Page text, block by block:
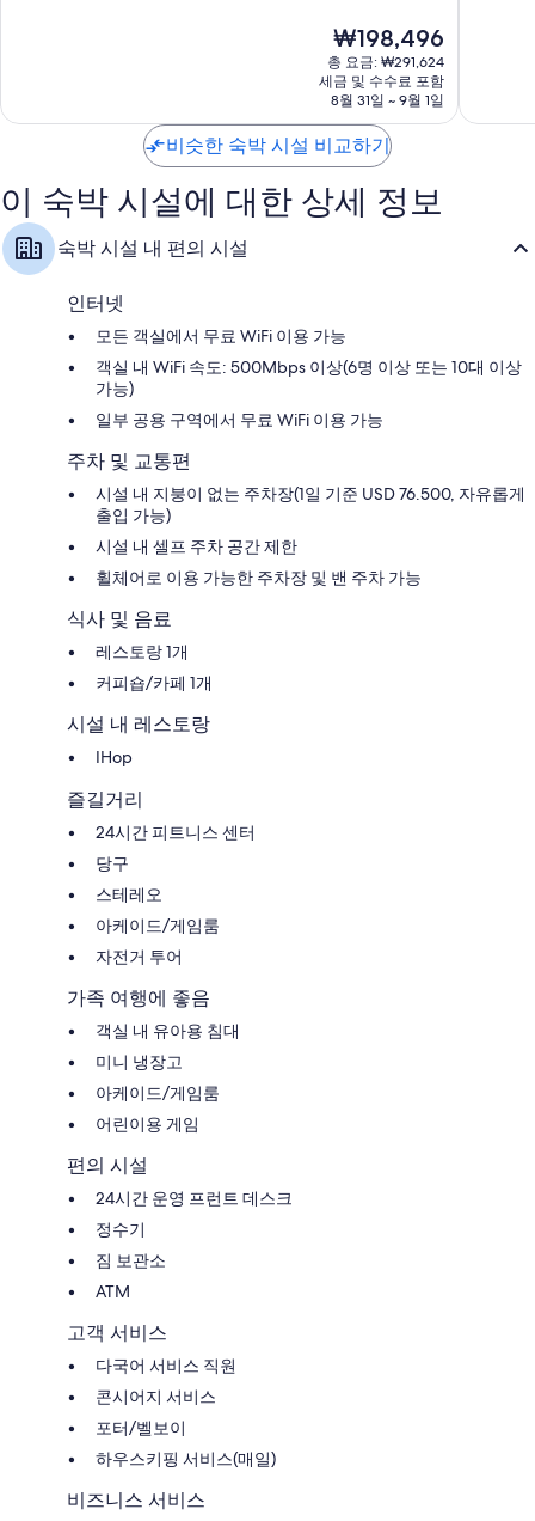
미니 냉장고, 무료 유아용 침대 및 커피/티 메이커
피
스
워
프
우
해
요,
이
용
후
현
재
요
금
₩198,496
₩198,496
총 요금: ₩291,624
세금 및 수수료 포함
8월 31일 ~ 9월 1일
스
우
비슷한 숙박 시설 비교하기
이 숙박 시설에 대한 상세 정보
숙박 시설 내 편의 시설
인터넷
모든 객실에서 무료 WiFi 이용 가능
객실 내 WiFi 속도: 500Mbps 이상(6명 이상 또는 10대 이상
가능)
일부 공용 구역에서 무료 WiFi 이용 가능
주차 및 교통편
시설 내 지붕이 없는 주차장(1일 기준 USD 76.500, 자유롭게
출입 가능)
시설 내 셀프 주차 공간 제한
휠체어로 이용 가능한 주차장 및 밴 주차 가능
식사 및 음료
레스토랑 1개
커피숍/카페 1개
시설 내 레스토랑
IHop
즐길거리
24시간 피트니스 센터
당구
스테레오
아케이드/게임룸
자전거 투어
가족 여행에 좋음
객실 내 유아용 침대
미니 냉장고
아케이드/게임룸
어린이용 게임
편의 시설
24시간 운영 프런트 데스크
정수기
짐 보관소
ATM
고객 서비스
다국어 서비스 직원
콘시어지 서비스
포터/벨보이
하우스키핑 서비스(매일)
비즈니스 서비스